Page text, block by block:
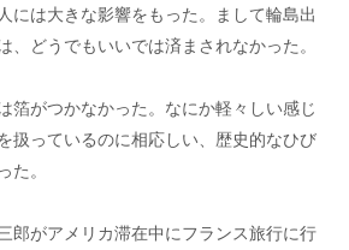
には大きな影響をもった。まして輪島出
、どうでもいいでは済まされなかった。
箔がつかなかった。なにか軽々しい感じ
扱っているのに相応しい、歴史的なひび
た。
郎がアメリカ滞在中にフランス旅行に行